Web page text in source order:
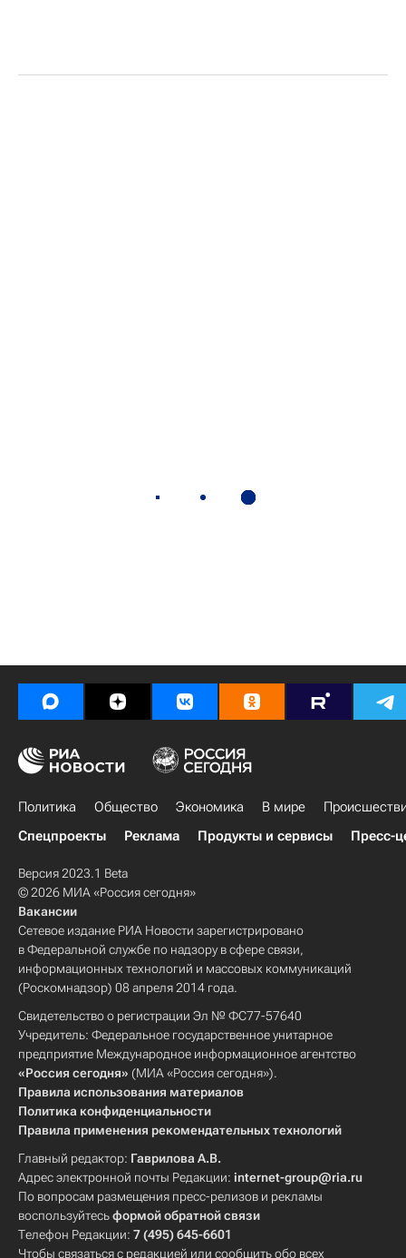
Политика Общество Экономика В мире
Спецпроекты
Реклама Продукты и сервисы Пресс-
Версия 2023.1 Beta
© 2026 МИА «Россия сегодня»
Вакансии
Сетевое издание РИА Новости зарегистрировано
в Федеральной службе по надзору в сфере связи,
информационных технологий и массовых коммуникаций
(Роскомнадзор) 08 апреля 2014 года.
Свидетельство о регистрации Эл № ФС77-57640
Учредитель: Федеральное государственное унитарное
предприятие Международное информационное агентство
«Россия сегодня» (МИА «Россия сегодня»).
Правила использования материалов
Политика конфиденциальности
Правила применения рекомендательных технологий
Главный редактор: Гаврилова А.В.
Адрес электронной почты Редакции: internet-group@ria.ru
По вопросам размещения пресс-релизов и рекламы
воспользуйтесьформой обратной связи
Телефон Редакции: 7 (495) 645-6601
Чтобы связаться с редакцией или сообщить обо всех